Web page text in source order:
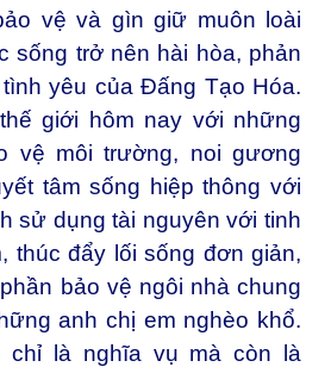
vệ và gìn giữ muôn loài
sống trở nên hài hòa, phản
yêu của Đấng Tạo Hóa.
giới hôm nay với những
vệ môi trường, noi gương
tâm sống hiệp thông với
sử dụng tài nguyên với tinh
thúc đẩy lối sống đơn giản,
bảo vệ ngôi nhà chung
anh chị em nghèo khổ.
chỉ là nghĩa vụ mà còn là